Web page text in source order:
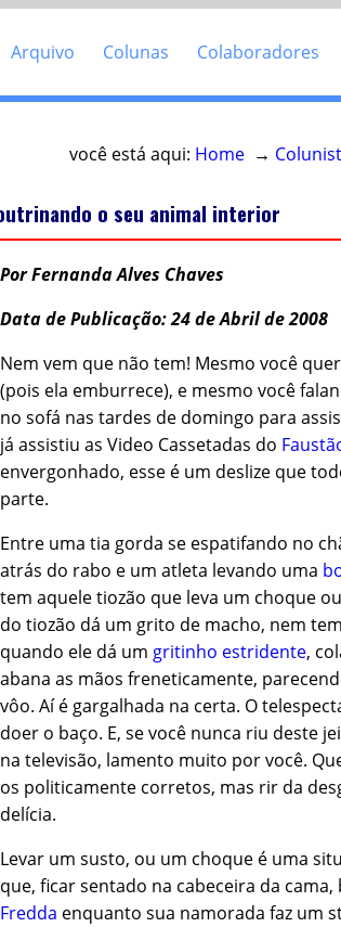
Arquivo Colunas Colaboradores
você está aqui: Home →
o seu animal interior
Por Fernanda Alves Chaves
Data de Publicação: 24 de Abril de 2008
Nem vem que não tem! Mesmo você
(pois ela emburrece), e mesmo você
no sofá nas tardes de domingo para
já assistiu as Video Cassetadas do
envergonhado, esse é um deslize que
parte.
Entre uma tia gorda se espatifando no
atrás do rabo e um atleta levando uma
tem aquele tiozão que leva um choque
do tiozão dá um grito de macho, nem
quando ele dá um gritinho estridente,
abana as mãos freneticamente,
vôo. Aí é gargalhada na certa. O
doer o baço. E, se você nunca riu deste
na televisão, lamento muito por você.
os politicamente corretos, mas rir da
delícia.
Levar um susto, ou um choque é uma
que, ficar sentado na cabeceira da
Fredda enquanto sua namorada faz um